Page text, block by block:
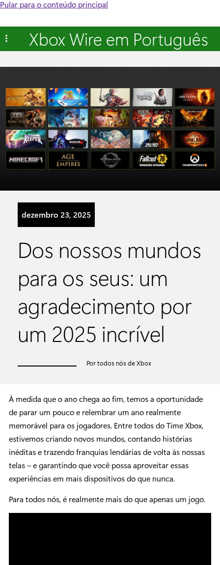
Pular para o conteúdo principal
Xbox Wire em Português
dezembro 23, 2025
Dos nossos mundos
para os seus: um
agradecimento por
um 2025 incrível
Por todos nós de Xbox
À medida que o ano chega ao fim, temos a oportunidade
de parar um pouco e relembrar um ano realmente
memorável para os jogadores. Entre todos do Time Xbox,
estivemos criando novos mundos, contando histórias
inéditas e trazendo franquias lendárias de volta às nossas
telas – e garantindo que você possa aproveitar essas
experiências em mais dispositivos do que nunca.
Para todos nós, é realmente mais do que apenas um jogo.